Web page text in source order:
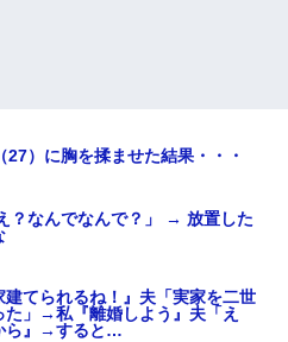
）に胸を揉ませた結果・・・
？なんでなんで？」 → 放置した
てられるね！』夫「実家を二世
」→私『離婚しよう』夫「え
ら』→すると…